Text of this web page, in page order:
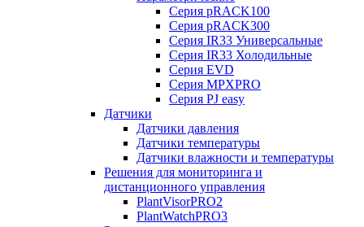
Серия pRACK100
Серия pRACK300
Серия IR33 Универсальные
Серия IR33 Холодильные
Серия EVD
Серия MPXPRO
Серия PJ easy
Датчики
Датчики давления
Датчики температуры
Датчики влажности и температуры
Решения для мониторинга и
дистанционного управления
PlantVisorPRO2
PlantWatchPRO3